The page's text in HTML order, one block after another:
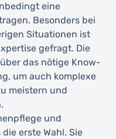
eine
Besonders bei
Situationen ist
gefragt. Die
das nötige Know-
um auch komplexe
meistern und
und
erste Wahl. Sie